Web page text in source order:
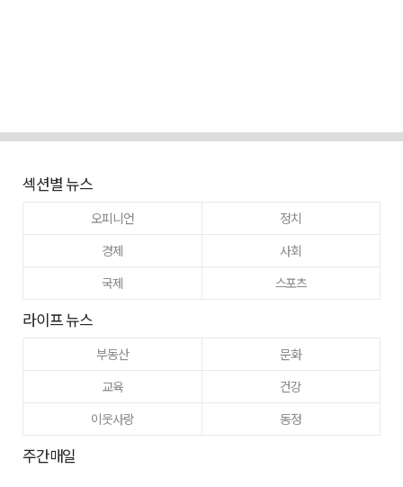
섹션별 뉴스
오피니언
정치
경제
사회
국제
스포츠
라이프 뉴스
부동산
문화
교육
건강
이웃사랑
동정
주간매일